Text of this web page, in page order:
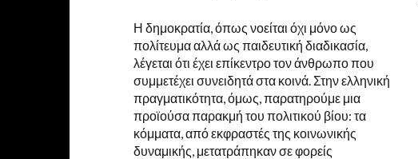
Η δημοκρατία, όπως νοείται όχι μόνο ως
πολίτευμα αλλά ως παιδευτική διαδικασία,
λέγεται ότι έχει επίκεντρο τον άνθρωπο που
συμμετέχει συνειδητά στα κοινά. Στην ελληνική
πραγματικότητα, όμως, παρατηρούμε μια
προϊούσα παρακμή του πολιτικού βίου: τα
κόμματα, από εκφραστές της κοινωνικής
δυναμικής, μετατράπηκαν σε φορείς